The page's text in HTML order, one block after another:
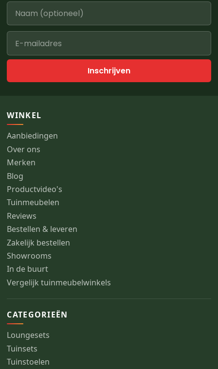
Inschrijven
WINKEL
Aanbiedingen
Over ons
Merken
Blog
Productvideo's
Tuinmeubelen
Reviews
Bestellen & leveren
Zakelijk bestellen
Showrooms
In de buurt
Vergelijk tuinmeubelwinkels
CATEGORIEËN
Loungesets
Tuinsets
Tuinstoelen